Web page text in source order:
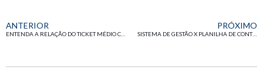
ANTERIOR
ENTENDA A RELAÇÃO DO TICKET MÉDIO COM O CONTROLE FINANCEIRO EMPRESARIAL
PRÓXIMO
SISTEMA DE GESTÃO X PLANILHA DE CONTROLE: QUAL ESCOLHER?